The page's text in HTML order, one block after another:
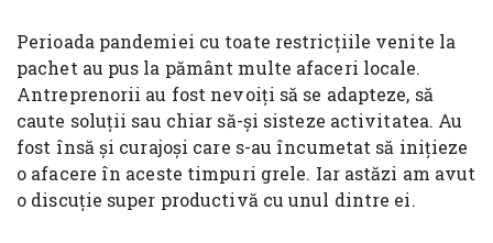
Perioada pandemiei cu toate restricțiile venite la
pachet au pus la pământ multe afaceri locale.
Antreprenorii au fost nevoiți să se adapteze, să
caute soluții sau chiar să-și sisteze activitatea. Au
fost însă și curajoși care s-au încumetat să inițieze
o afacere în aceste timpuri grele. Iar astăzi am avut
o discuție super productivă cu unul dintre ei.